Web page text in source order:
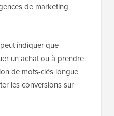
de marketing
indiquer que
un achat ou à prendre
de mots-clés longue
les conversions sur